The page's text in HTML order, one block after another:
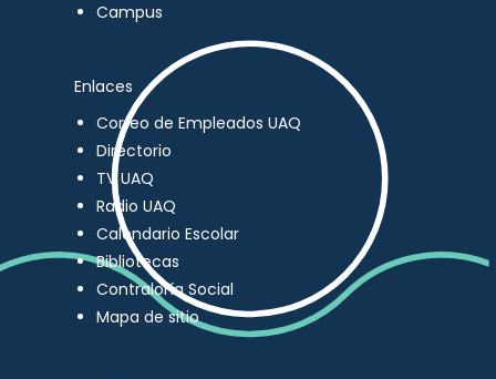
Campus
Enlaces
Correo de Empleados UAQ
Directorio
TV UAQ
Radio UAQ
Calendario Escolar
Bibliotecas
Contraloría Social
Mapa de sitio